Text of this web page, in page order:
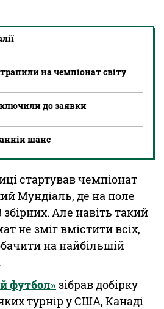
на чемпіонат світу
до заявки
шанс
стартував чемпіонат
Мундіаль, де на поле
Але навіть такий
не зміг вмістити всіх,
на найбільшій
футбол»зібрав добірку
турнір у США, Канаді